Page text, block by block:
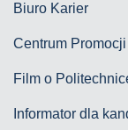
Biuro Karier
Centrum
Film o
Informator dla